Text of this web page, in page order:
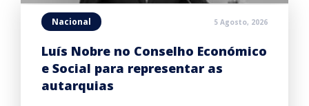
Nacional 5 Agosto, 2026
Luís Nobre no Conselho Económico
e Social para representar as
autarquias